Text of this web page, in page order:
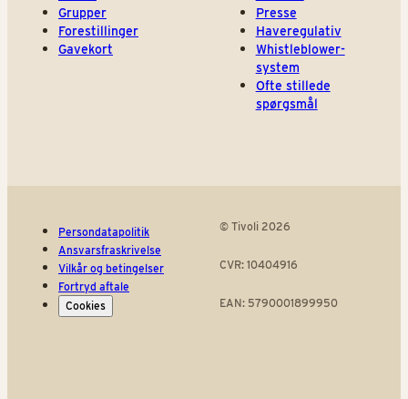
Grupper
Forestillinger
Gavekort
Presse
Haveregulativ
Whistleblower-
system
Ofte stillede
spørgsmål
Persondatapolitik
Ansvarsfraskrivelse
Vilkår og betingelser
Fortryd aftale
Cookies
© Tivoli 2026
CVR: 10404916
EAN: 5790001899950